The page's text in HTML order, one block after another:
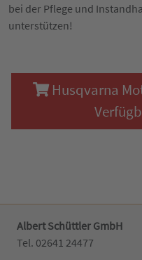
bei der Pflege und
unterstützen!
Husqvarna
Albert Schüttler GmbH
Tel. 02641 24477‬